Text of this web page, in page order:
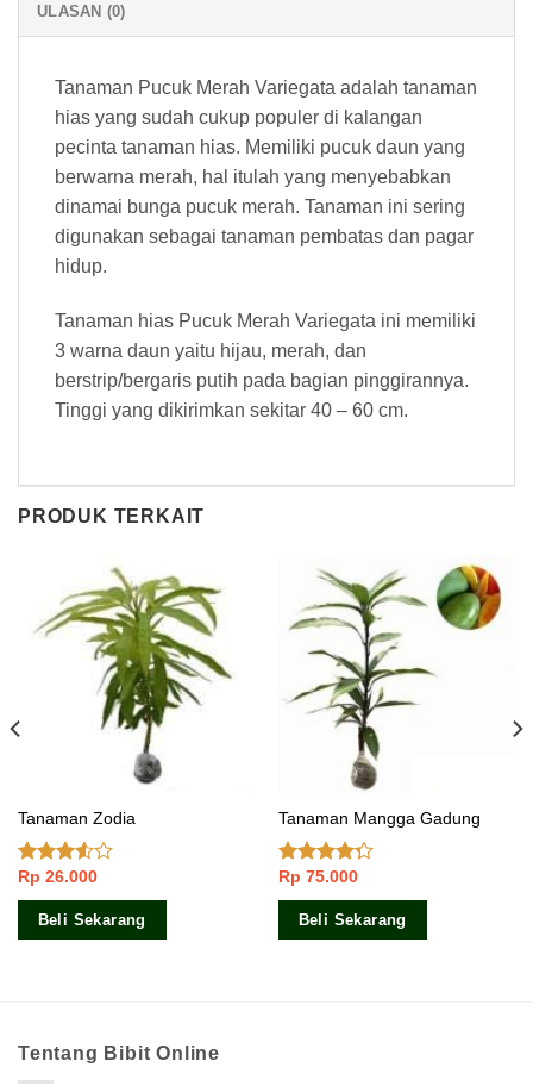
ULASAN (0)
Tanaman Pucuk Merah Variegata adalah tanaman
hias yang sudah cukup populer di kalangan
pecinta tanaman hias. Memiliki pucuk daun yang
berwarna merah, hal itulah yang menyebabkan
dinamai bunga pucuk merah. Tanaman ini sering
digunakan sebagai tanaman pembatas dan pagar
hidup.
Tanaman hias Pucuk Merah Variegata ini memiliki
3 warna daun yaitu hijau, merah, dan
berstrip/bergaris putih pada bagian pinggirannya.
Tinggi yang dikirimkan sekitar 40 – 60 cm.
PRODUK TERKAIT
Tanaman Zodia
Dinilai
3.33
dari 5
Rp 26.000
Beli Sekarang
Tanaman Mangga Gadung
Dinilai
4.00dari
Rp 75.000
Beli Sekarang
Tentang Bibit Online